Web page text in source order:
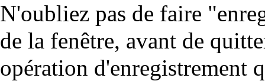
N'oubliez pas de faire
de la fenêtre, avant de
opération d'enregistrement